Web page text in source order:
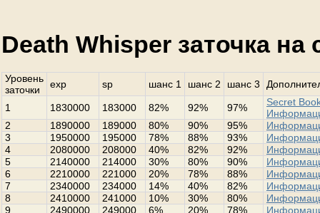
Death Whisper заточка на
Уровень
заточки
exp sp шанс 1 шанс 2 шанс 3
1 1830000 183000 82% 92% 97%
Secret
2
1890000 189000 80% 90% 95%
3
1950000 195000 78% 88% 93%
4
2080000 208000 40% 82% 92%
5
2140000 214000 30% 80% 90%
6
2210000 221000 20% 78% 88%
7
2340000 234000 14% 40% 82%
8
2410000 241000 10% 30% 80%
9
2490000 249000 6% 20% 78%